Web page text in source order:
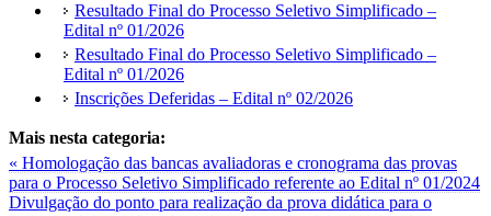
Resultado Final do Processo Seletivo Simplificado –
Edital nº 01/2026
Resultado Final do Processo Seletivo Simplificado –
Edital nº 01/2026
Inscrições Deferidas – Edital nº 02/2026
Mais nesta categoria:
« Homologação das bancas avaliadoras e cronograma das provas
para o Processo Seletivo Simplificado referente ao Edital nº 01/2024
Divulgação do ponto para realização da prova didática para o